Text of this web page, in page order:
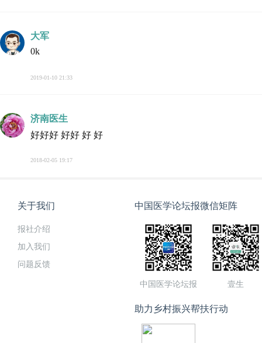
大军
0k
2019-01-10 21:33
济南医生
好好好 好好 好 好
2018-02-05 19:17
关于我们
报社介绍
加入我们
问题反馈
中国医学论坛报微信矩阵
中国医学论坛报 壹生
助力乡村振兴帮扶行动